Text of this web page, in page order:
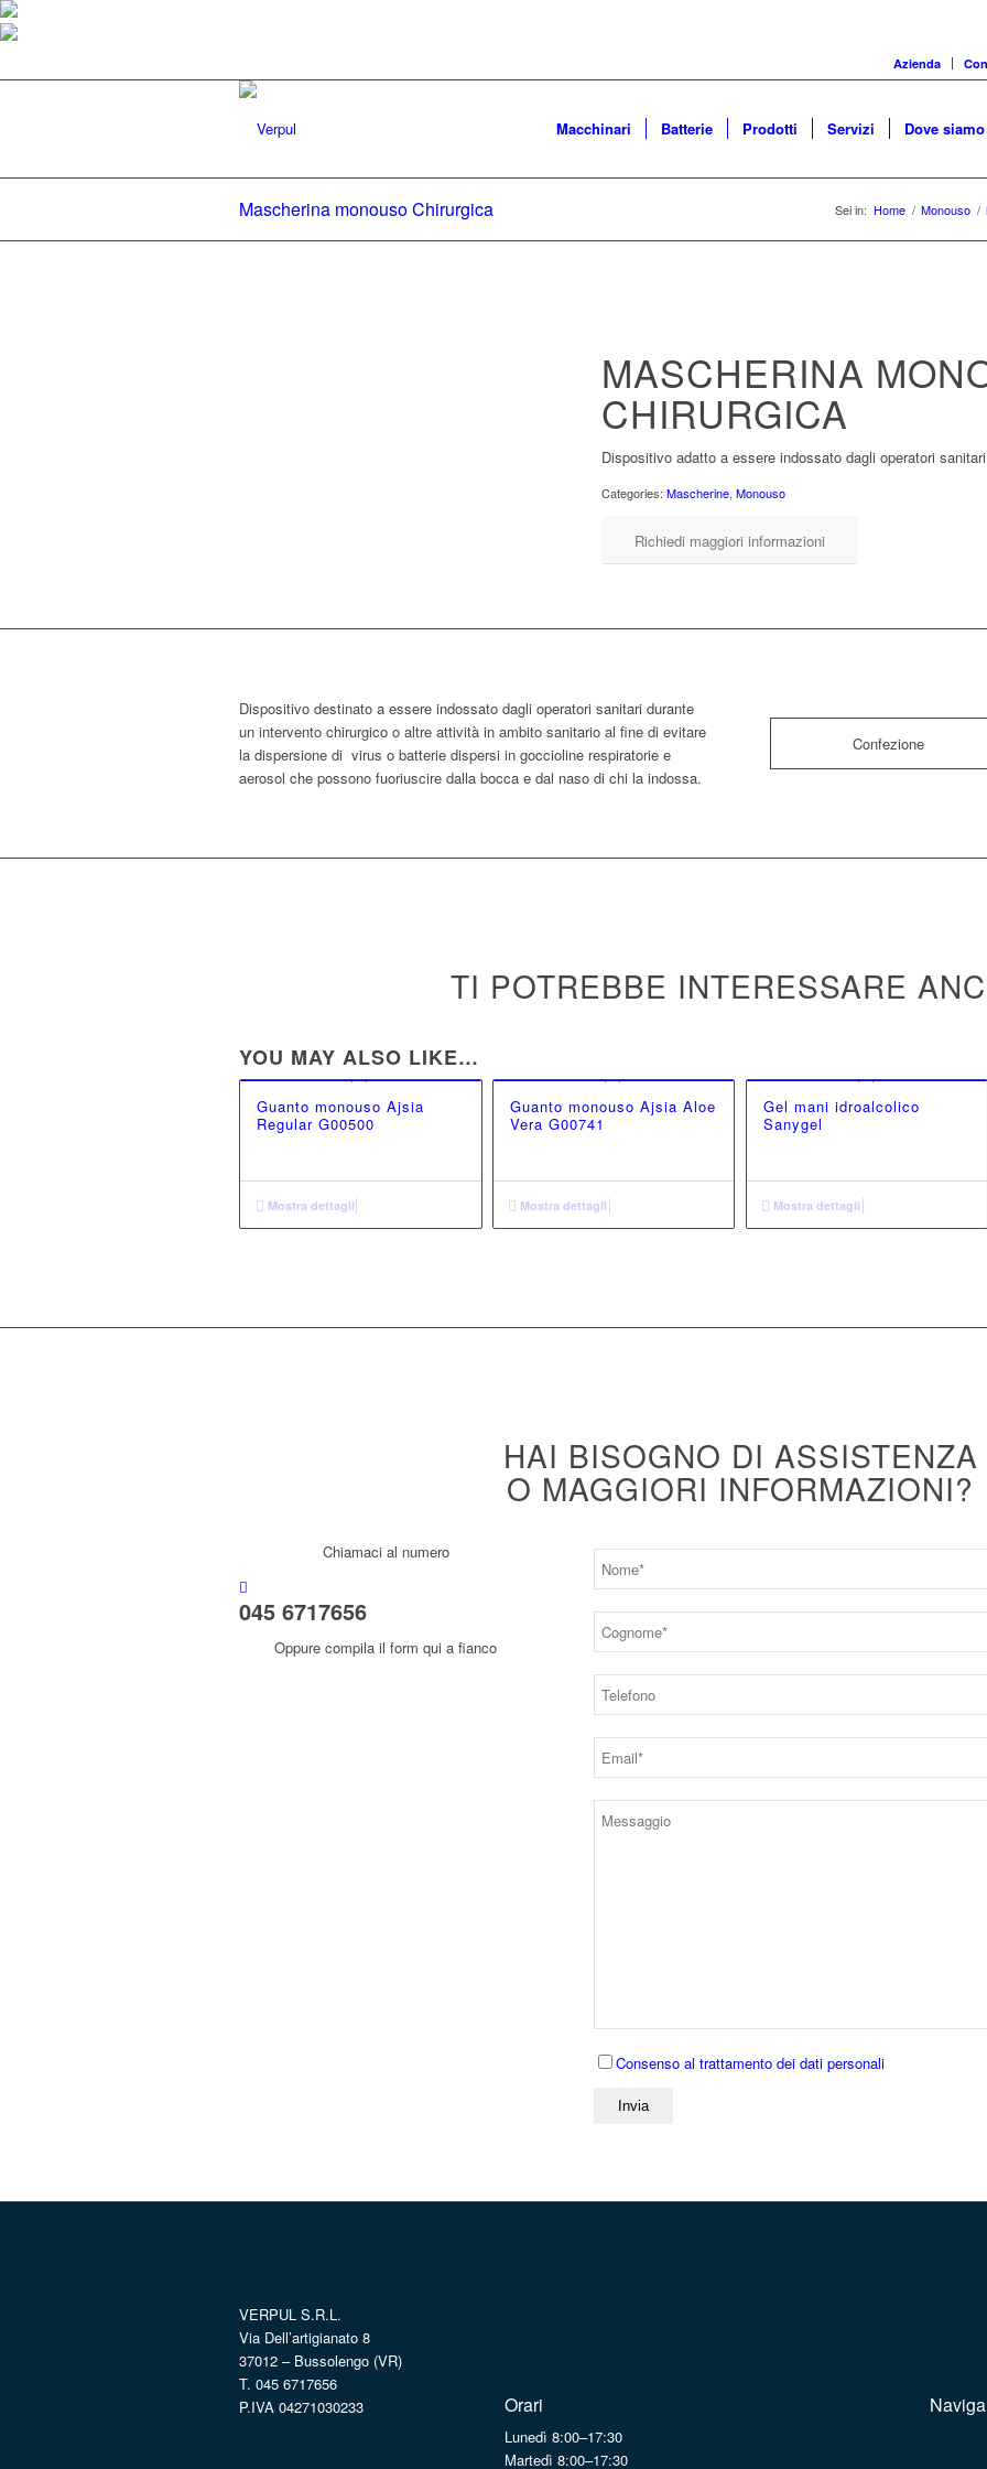
Azienda
Macchinari Batterie Prodotti Servizi Dove siamo
Mascherina monouso Chirurgica Sei in: Home / Monouso /
MASCHERINA
CHIRURGICA
Dispositivo adatto a essere indossato dagli operatori
Categories: Mascherine, Monouso
Richiedi maggiori informazioni
Dispositivo destinato a essere indossato dagli operatori sanitari durante
un intervento chirurgico o altre attività in ambito sanitario al fine di evitare
la dispersione di virus o batterie dispersi in goccioline respiratorie e
aerosol che possono fuoriuscire dalla bocca e dal naso di chi la indossa.
Confezione
TI POTREBBE INTERESSARE
YOU MAY ALSO LIKE…
Guanto monouso Ajsia
Regular G00500
Mostra dettagli
Guanto monouso Ajsia Aloe
Vera G00741
Mostra dettagli
Gel mani idroalcolico
Sanygel
Mostra dettagli
HAI BISOGNO DI ASSISTENZA
O MAGGIORI INFORMAZIONI?
Chiamaci al numero
045 6717656
Oppure compila il form qui a fianco
Consenso al trattamento dei dati personali
VERPUL S.R.L.
Via Dell’artigianato 8
37012 – Bussolengo (VR)
T. 045 6717656
P.IVA 04271030233
Orari
Lunedì 8:00–17:30
Martedì 8:00–17:30
Naviga